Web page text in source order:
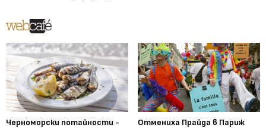
Черноморски потайности -
Отмениха Прайда в Париж